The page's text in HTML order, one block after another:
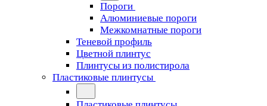
Пороги
Алюминиевые пороги
Межкомнатные пороги
Теневой профиль
Цветной плинтус
Плинтусы из полистирола
Пластиковые плинтусы